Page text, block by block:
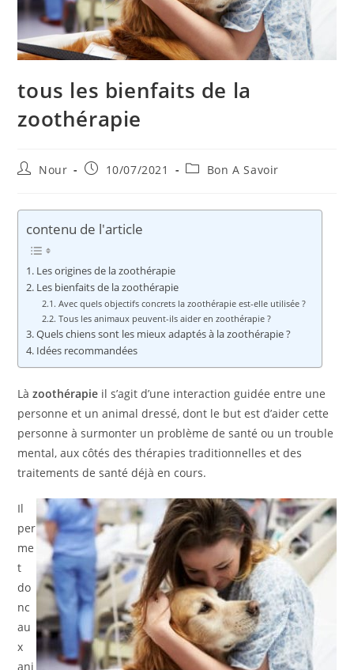
tous les bienfaits de la
zoothérapie
Auteur/autrice
publication :
Nour
Publication
10/07/2021
PostBon A Savoir
contenu de l'article
Les origines de la zoothérapie
Les bienfaits de la zoothérapie
Avec quels objectifs concrets la zoothérapie est-elle utilisée ?
Tous les animaux peuvent-ils aider en zoothérapie ?
Quels chiens sont les mieux adaptés à la zoothérapie ?
Idées recommandées
Làzoothérapie il s’agit d’une interaction guidée entre une
personne et un animal dressé, dont le but est d’aider cette
personne à surmonter un problème de santé ou un trouble
mental, aux côtés des thérapies traditionnelles et des
traitements de santé déjà en cours.
Il
per
me
t
do
nc
au
x
ani